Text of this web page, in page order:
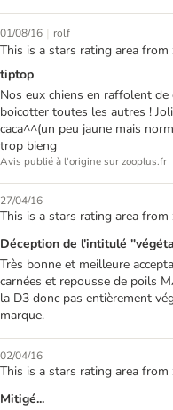
01/08/16 | rolf
This is a stars rating area from
tiptop
Nos eux chiens en raffolent
boicotter toutes les autres !
caca^^(un peu jaune mais
trop bieng
Avis publié à l'origine sur zooplus.fr
27/04/16
This is a stars rating area from
Déception de l'intitulé
Très bonne et meilleure
carnées et repousse de poils
la D3 donc pas entièrement
marque.
02/04/16
This is a stars rating area from
Mitigé...